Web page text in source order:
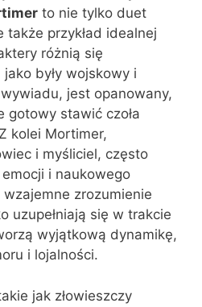
to nie tylko duet
także przykład idealnej
różnią się
były wojskowy i
jest opanowany,
gotowy stawić czoła
kolei Mortimer,
i myśliciel, często
emocji i naukowego
wzajemne zrozumienie
uzupełniają się w trakcie
wyjątkową dynamikę,
i lojalności.
jak złowieszczy